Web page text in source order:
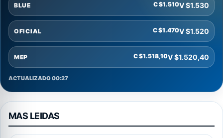
BLUE C $1.510V $1.530
OFICIAL C $1.470V $1.520
MEP C $1.518,10V $1.520,40
ACTUALIZADO 00:27
MAS LEIDAS